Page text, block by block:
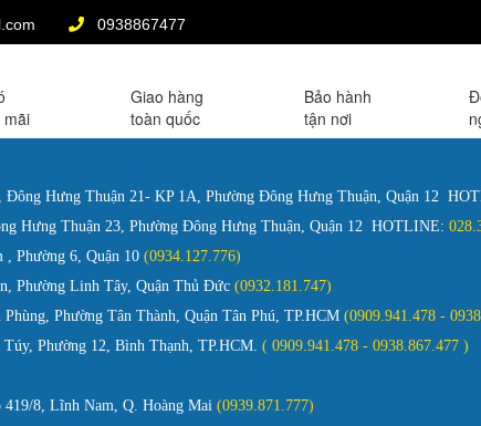
0938867477
mãi
Giao hàng
toàn quốc
Bảo hành
tận nơi
Đông Hưng Thuận 21- KP 1A, Phường Đông Hưng Thuận, Quận 12
Hưng Thuận 23, Phường Đông Hưng Thuận, Quận 12 HOTLINE:
, Phường 6, Quận 10 (0934.127.776)
Phường Linh Tây, Quận Thủ Đức (0932.181.747)
Phường Tân Thành, Quận Tân Phú, TP.HCM (0909.941.478 -
Phường 12, Bình Thạnh, TP.HCM. ( 0909.941.478 - 0938.867.477 )
419/8, Lĩnh Nam, Q. Hoàng Mai (0939.871.777)